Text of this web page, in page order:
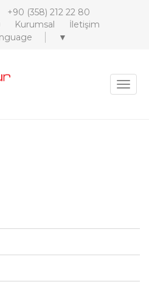
+90 (358) 212 22 80
Kurumsal
İletişim
▼